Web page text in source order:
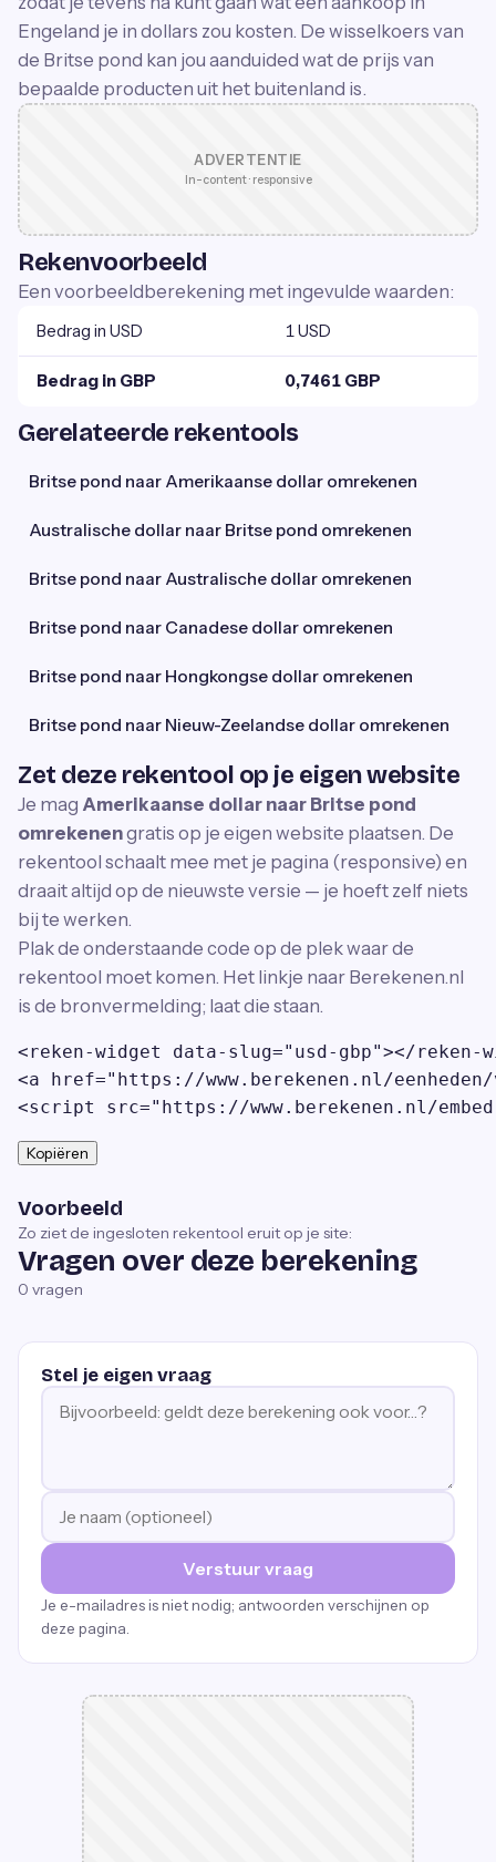
Engeland je in dollars zou kosten. De wisselkoers van
de Britse pond kan jou aanduided wat de prijs van
bepaalde producten uit het buitenland is.
ADVERTENTIE
In-content · responsive
Rekenvoorbeeld
Een voorbeeldberekening met ingevulde waarden:
Bedrag in USD 1 USD
Bedrag in GBP 0,7461 GBP
Gerelateerde rekentools
Britse pond naar Amerikaanse dollar omrekenen
Australische dollar naar Britse pond omrekenen
Britse pond naar Australische dollar omrekenen
Britse pond naar Canadese dollar omrekenen
Britse pond naar Hongkongse dollar omrekenen
Britse pond naar Nieuw-Zeelandse dollar omrekenen
Zet deze rekentool op je eigen website
Je mag Amerikaanse dollar naar Britse pond
omrekenengratis op je eigen website plaatsen. De
rekentool schaalt mee met je pagina (responsive) en
draait altijd op de nieuwste versie — je hoeft zelf niets
bij te werken.
Plak de onderstaande code op de plek waar de
rekentool moet komen. Het linkje naar Berekenen.nl
is de bronvermelding; laat die staan.
<reken-widget data-slug="usd-gbp"></reken-
<a href="https://www.berekenen.nl/
<script src="https://www.berekenen.nl/
Kopiëren
Voorbeeld
Zo ziet de ingesloten rekentool eruit op je site:
Vragen over deze berekening
0 vragen
Stel je eigen vraag
Verstuur vraag
Je e-mailadres is niet nodig; antwoorden verschijnen op
deze pagina.